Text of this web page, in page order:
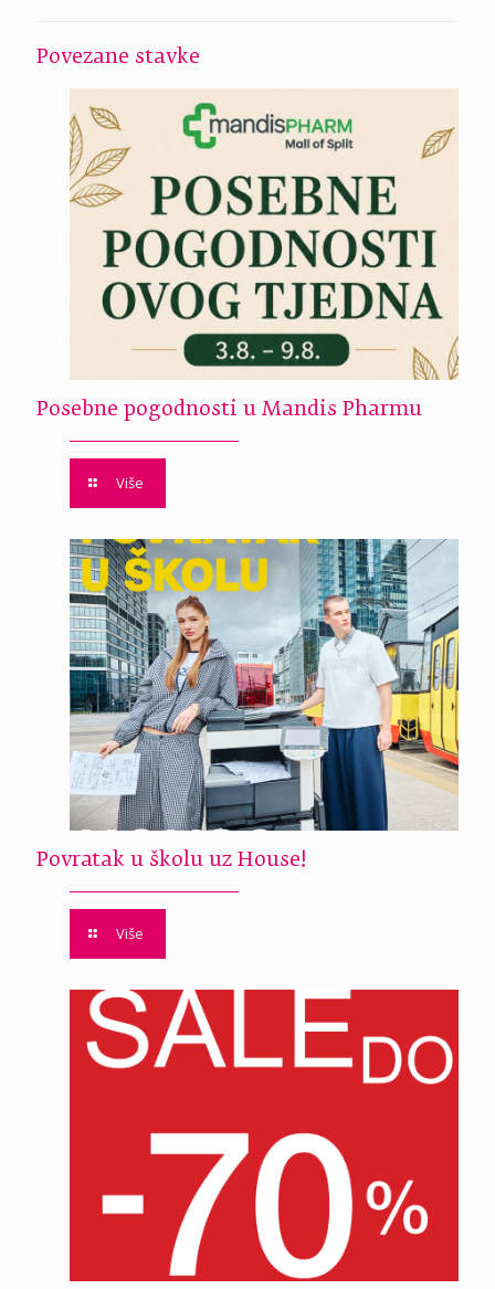
Povezane stavke
Posebne pogodnosti u Mandis Pharmu
Više
Povratak u školu uz House!
Više